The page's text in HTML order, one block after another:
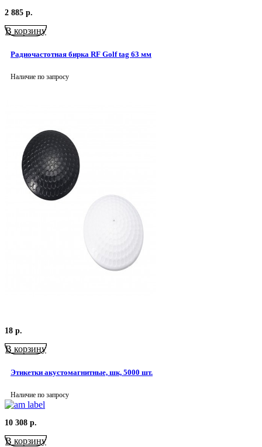
2 885 р.
В корзину
Радиочастотная бирка RF Golf tag 63 мм
Наличие по запросу
18 р.
В корзину
Этикетки акустомагнитные, шк, 5000 шт.
Наличие по запросу
10 308 р.
В корзину